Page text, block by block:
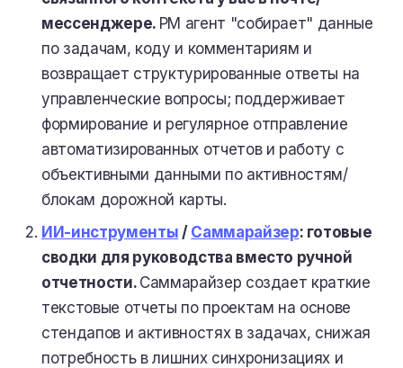
мессенджере. PM агент "собирает" данные
по задачам, коду и комментариям и
возвращает структурированные ответы на
управленческие вопросы; поддерживает
формирование и регулярное отправление
автоматизированных отчетов и работу с
объективными данными по активностям/
блокам дорожной карты.
ИИ-инструменты / Саммарайзер: готовые
сводки для руководства вместо ручной
отчетности. Саммарайзер создает краткие
текстовые отчеты по проектам на основе
стендапов и активностях в задачах, снижая
потребность в лишних синхронизациях и